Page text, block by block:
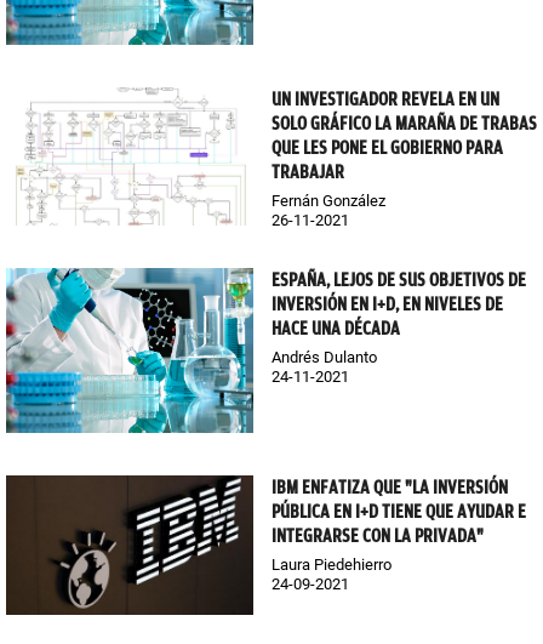
UN INVESTIGADOR REVELA EN UN
SOLO GRÁFICO LA MARAÑA DE TRABAS
QUE LES PONE EL GOBIERNO PARA
TRABAJAR
Fernán González
26-11-2021
ESPAÑA, LEJOS DE SUS OBJETIVOS DE
INVERSIÓN EN I+D, EN NIVELES DE
HACE UNA DÉCADA
Andrés Dulanto
24-11-2021
IBM ENFATIZA QUE "LA INVERSIÓN
PÚBLICA EN I+D TIENE QUE AYUDAR E
INTEGRARSE CON LA PRIVADA"
Laura Piedehierro
24-09-2021